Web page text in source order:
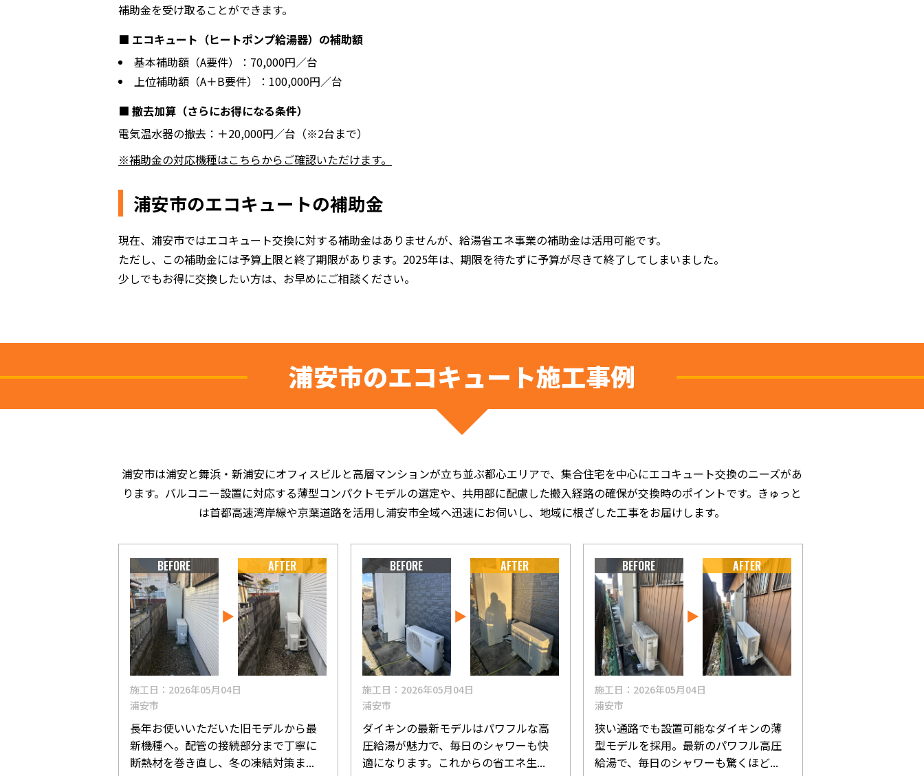
補助金を受け取ることができます。
■ エコキュート（ヒートポンプ給湯器）の補助額
基本補助額（A要件）：70,000円／台
上位補助額（A＋B要件）：100,000円／台
■ 撤去加算（さらにお得になる条件）
電気温水器の撤去：＋20,000円／台（※2台まで）
※補助金の対応機種はこちらからご確認いただけます。
浦安市のエコキュートの補助金
現在、浦安市ではエコキュート交換に対する補助金はありませんが、給湯省エネ事業の補助金は活用可能です。
ただし、この補助金には予算上限と終了期限があります。2025年は、期限を待たずに予算が尽きて終了してしまいました。
少しでもお得に交換したい方は、お早めにご相談ください。
浦安市のエコキュート施工事例
浦安市は浦安と舞浜・新浦安にオフィスビルと高層マンションが立ち並ぶ都心エリアで、集合住宅を中心にエコキュート交換のニーズがあ
ります。バルコニー設置に対応する薄型コンパクトモデルの選定や、共用部に配慮した搬入経路の確保が交換時のポイントです。きゅっと
は首都高速湾岸線や京葉道路を活用し浦安市全域へ迅速にお伺いし、地域に根ざした工事をお届けします。
BEFORE AFTER
施工日：2026年05月04日
浦安市
長年お使いいただいた旧モデルから最
新機種へ。配管の接続部分まで丁寧に
断熱材を巻き直し、冬の凍結対策ま...
BEFORE AFTER
施工日：2026年05月04日
浦安市
ダイキンの最新モデルはパワフルな高
圧給湯が魅力で、毎日のシャワーも快
適になります。これからの省エネ生...
BEFORE AFTER
施工日：2026年05月04日
浦安市
狭い通路でも設置可能なダイキンの薄
型モデルを採用。最新のパワフル高圧
給湯で、毎日のシャワーも驚くほど...